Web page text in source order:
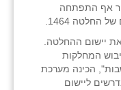
אף התפתחה
1464.
יישום ההחלטה.
המחלקות
הכינה מערכת
ליישום